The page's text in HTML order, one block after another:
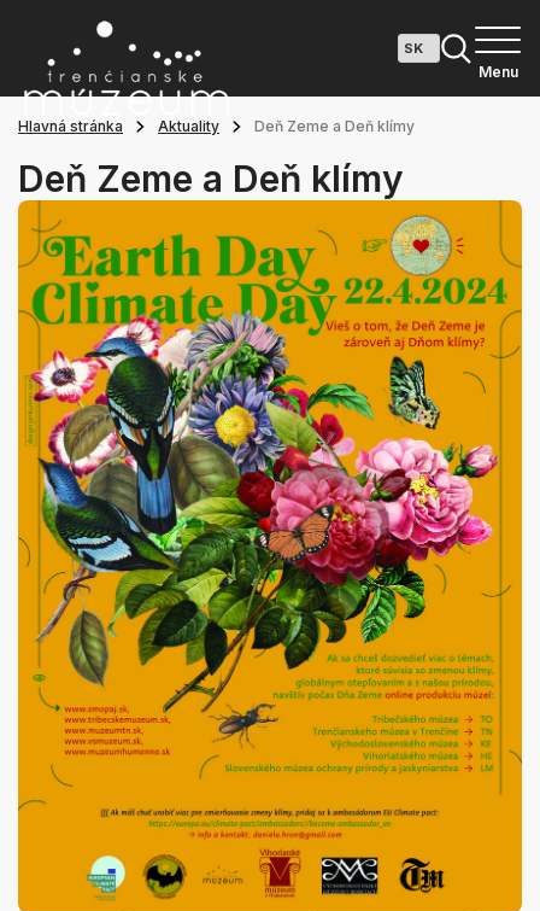
Menu
Hlavná stránka Aktuality Deň Zeme a Deň klímy
Deň Zeme a Deň klímy